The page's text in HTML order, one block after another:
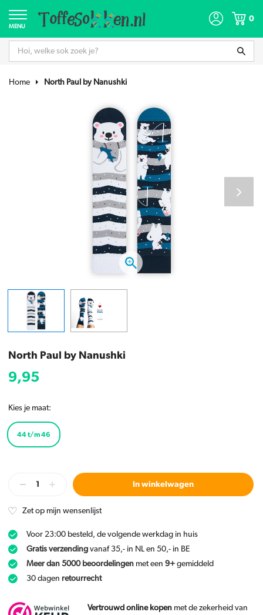
MENU
0
Home North Paul by Nanushki
North Paul by Nanushki
9,95
Kies je maat:
44 t/m 46
In winkelwagen
Zet op mijn wensenlijst
Voor 23:00 besteld, de volgende werkdag in huis
Gratis verzending vanaf 35,- in NL en 50,- in BE
Meer dan 5000 beoordelingen met een 9+ gemiddeld
30 dagen retourrecht
Vertrouwd online kopen met de zekerheid van